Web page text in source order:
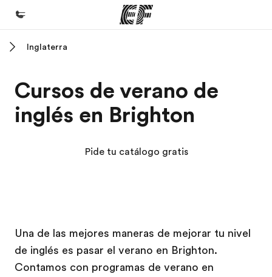
Programas
Ver todo lo que hacemos
Trabajos
Únete al equipo
Inglaterra
Cursos de verano de
inglés en Brighton
Pide tu catálogo gratis
Una de las mejores maneras de mejorar tu nivel
de inglés es pasar el verano en Brighton.
Contamos con programas de verano en